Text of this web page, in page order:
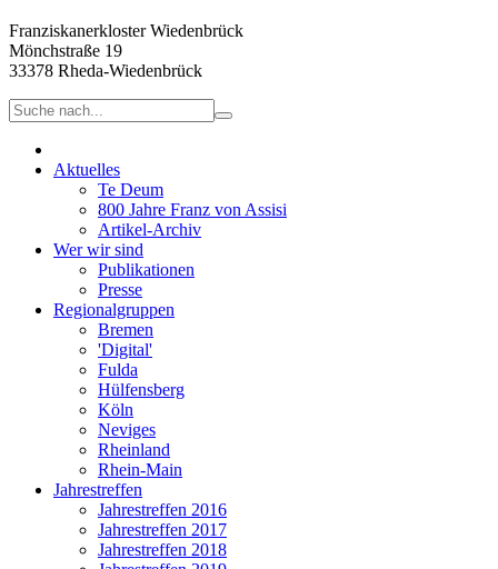
Franziskanerkloster Wiedenbrück
Mönchstraße 19
33378 Rheda-Wiedenbrück
Aktuelles
Te Deum
800 Jahre Franz von Assisi
Artikel-Archiv
Wer wir sind
Publikationen
Presse
Regionalgruppen
Bremen
'Digital'
Fulda
Hülfensberg
Köln
Neviges
Rheinland
Rhein-Main
Jahrestreffen
Jahrestreffen 2016
Jahrestreffen 2017
Jahrestreffen 2018